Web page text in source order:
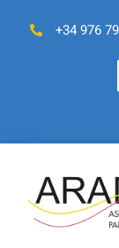
+34 976